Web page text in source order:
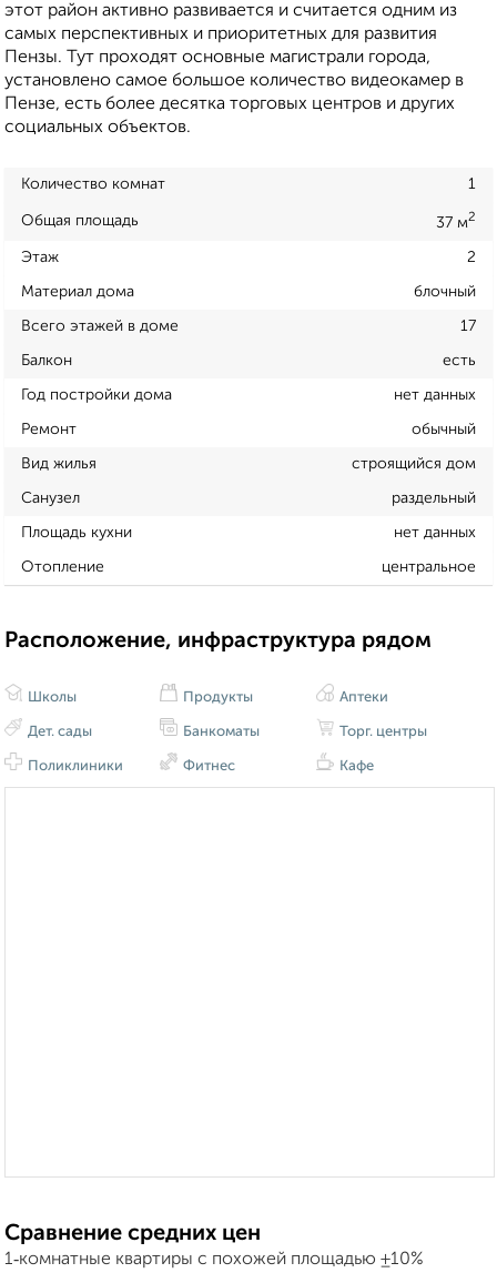
этот район активно развивается и считается одним из
самых перспективных и приоритетных для развития
Пензы. Тут проходят основные магистрали города,
установлено самое большое количество видеокамер в
Пензе, есть более десятка торговых центров и других
социальных объектов.
Количество комнат 1
Общая площадь 37 м2
Этаж 2
Материал дома блочный
Всего этажей в доме 17
Балкон есть
Год постройки дома нет данных
Ремонт обычный
Вид жилья строящийся дом
Санузел раздельный
Площадь кухни нет данных
Отопление центральное
Расположение, инфраструктура рядом
Школы
Дет. сады
Поликлиники
Продукты
Банкоматы
Фитнес
Аптеки
Торг. центры
Кафе
Сравнение средних цен
1‑комнатные квартиры с похожей площадью ±10%